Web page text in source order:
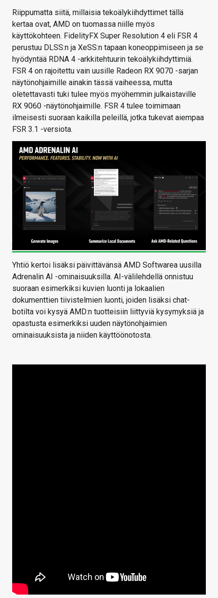
Riippumatta siitä, millaisia tekoälykiihdyttimet tällä
kertaa ovat, AMD on tuomassa niille myös
käyttökohteen. FidelityFX Super Resolution 4 eli FSR 4
perustuu DLSS:n ja XeSS:n tapaan koneoppimiseen ja se
hyödyntää RDNA 4 -arkkitehtuurin tekoälykiihdyttimiä.
FSR 4 on rajoitettu vain uusille Radeon RX 9070 -sarjan
näytönohjaimille ainakin tässä vaiheessa, mutta
oletettavasti tuki tulee myös myöhemmin julkaistaville
RX 9060 -näytönohjaimille. FSR 4 tulee toimimaan
ilmeisesti suoraan kaikilla peleillä, jotka tukevat aiempaa
FSR 3.1 -versiota.
Yhtiö kertoi lisäksi päivittävänsä AMD Softwarea uusilla
Adrenalin AI -ominaisuuksilla. AI-välilehdellä onnistuu
suoraan esimerkiksi kuvien luonti ja lokaalien
dokumenttien tiivistelmien luonti, joiden lisäksi chat-
botilta voi kysyä AMD:n tuotteisiin liittyviä kysymyksiä ja
opastusta esimerkiksi uuden näytönohjaimien
ominaisuuksista ja niiden käyttöönotosta.